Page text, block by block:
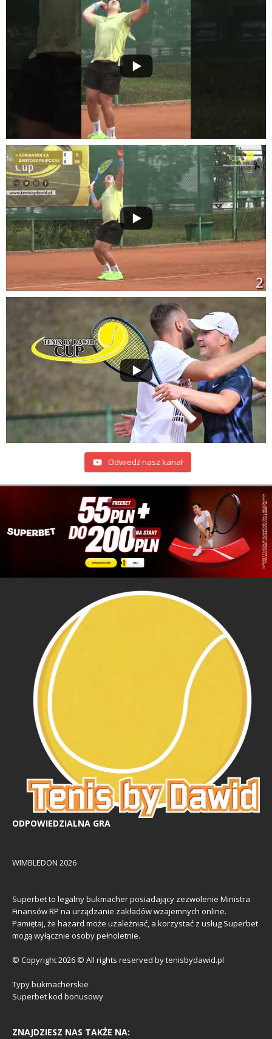
Odwiedź nasz kanał
ODPOWIEDZIALNA GRA
WIMBLEDON 2026
Superbet to legalny bukmacher posiadający zezwolenie Ministra
Finansów RP na urządzanie zakładów wzajemnych online.
Pamiętaj, że hazard może uzależniać, a korzystać z usług Superbet
mogą wyłącznie osoby pełnoletnie.
© Copyright 2026 © All rights reserved by tenisbydawid.pl
Typy bukmacherskie
Superbet kod bonusowy
ZNAJDZIESZ NAS TAKŻE NA: